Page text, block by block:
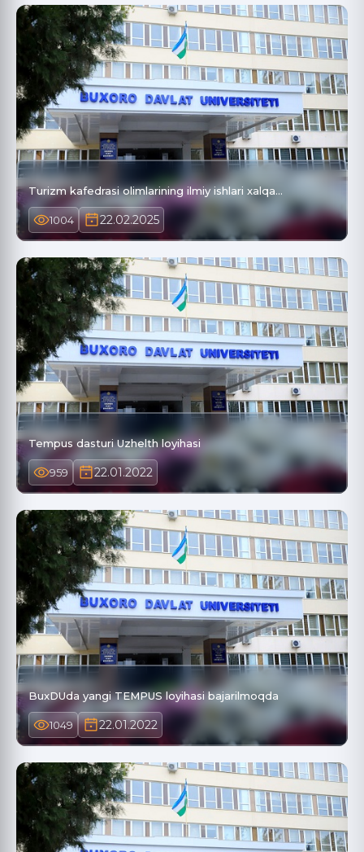
Turizm kafedrasi olimlarining ilmiy ishlari xalqa…
1004 22.02.2025
Tempus dasturi Uzhelth loyihasi
959 22.01.2022
BuxDUda yangi TEMPUS loyihasi bajarilmoqda
1049 22.01.2022